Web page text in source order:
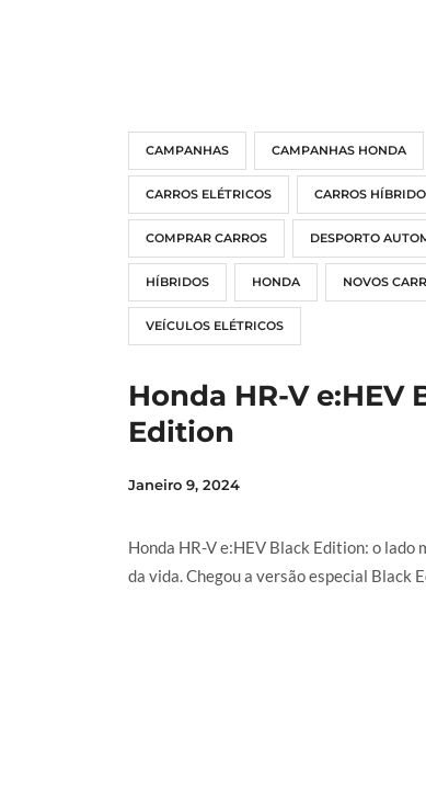
CAMPANHAS CAMPANHAS HONDA
CARROS ELÉTRICOS CARROS
COMPRAR CARROS DESPORTO
HÍBRIDOS HONDA NOVOS
VEÍCULOS ELÉTRICOS
Honda HR-V e:HEV
Edition
Janeiro 9, 2024
Honda HR-V e:HEV Black Edition: o lado
da vida. Chegou a versão especial Black